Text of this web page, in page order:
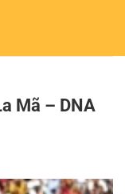
Mã – DNA